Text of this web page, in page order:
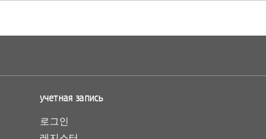
учетная запись
로그인